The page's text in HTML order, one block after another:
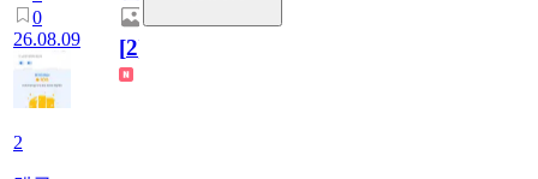
0
26.08.09
2
[2]